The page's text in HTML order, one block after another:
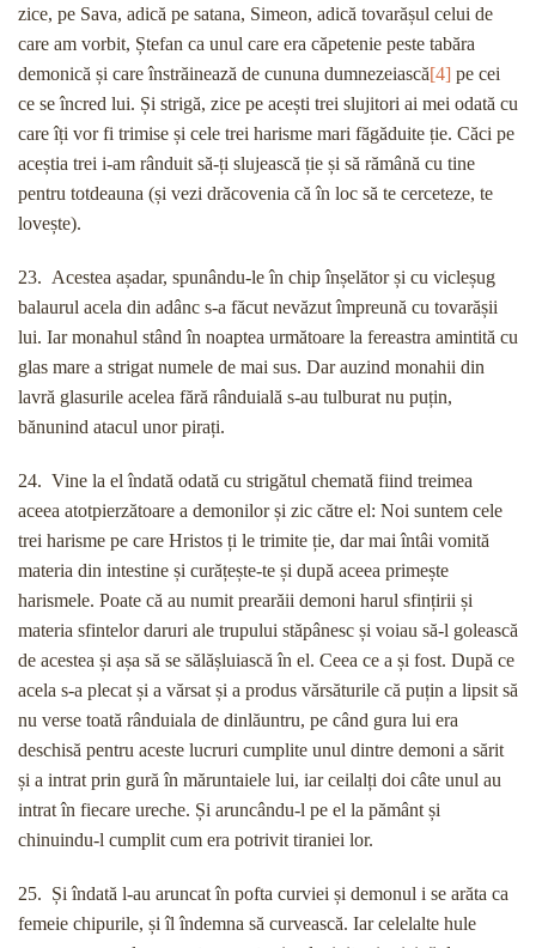
zice, pe Sava, adică pe satana, Simeon, adică tovarășul celui de
care am vorbit, Ștefan ca unul care era căpetenie peste tabăra
demonică și care înstrăinează de cununa dumnezeiască[4] pe cei
ce se încred lui. Și strigă, zice pe acești trei slujitori ai mei odată cu
care îți vor fi trimise și cele trei harisme mari făgăduite ție. Căci pe
aceștia trei i-am rânduit să-ți slujească ție și să rămână cu tine
pentru totdeauna (și vezi drăcovenia că în loc să te cerceteze, te
lovește).
23. Acestea așadar, spunându-le în chip înșelător și cu vicleșug
balaurul acela din adânc s-a făcut nevăzut împreună cu tovarășii
lui. Iar monahul stând în noaptea următoare la fereastra amintită cu
glas mare a strigat numele de mai sus. Dar auzind monahii din
lavră glasurile acelea fără rânduială s-au tulburat nu puțin,
bănunind atacul unor pirați.
24. Vine la el îndată odată cu strigătul chemată fiind treimea
aceea atotpierzătoare a demonilor și zic către el: Noi suntem cele
trei harisme pe care Hristos ți le trimite ție, dar mai întâi vomită
materia din intestine și curățește-te și după aceea primește
harismele. Poate că au numit prearăii demoni harul sfințirii și
materia sfintelor daruri ale trupului stăpânesc și voiau să-l golească
de acestea și așa să se sălășluiască în el. Ceea ce a și fost. După ce
acela s-a plecat și a vărsat și a produs vărsăturile că puțin a lipsit să
nu verse toată rânduiala de dinlăuntru, pe când gura lui era
deschisă pentru aceste lucruri cumplite unul dintre demoni a sărit
și a intrat prin gură în măruntaiele lui, iar ceilalți doi câte unul au
intrat în fiecare ureche. Și aruncându-l pe el la pământ și
chinuindu-l cumplit cum era potrivit tiraniei lor.
25. Și îndată l-au aruncat în pofta curviei și demonul i se arăta ca
femeie chipurile, și îl îndemna să curvească. Iar celelalte hule